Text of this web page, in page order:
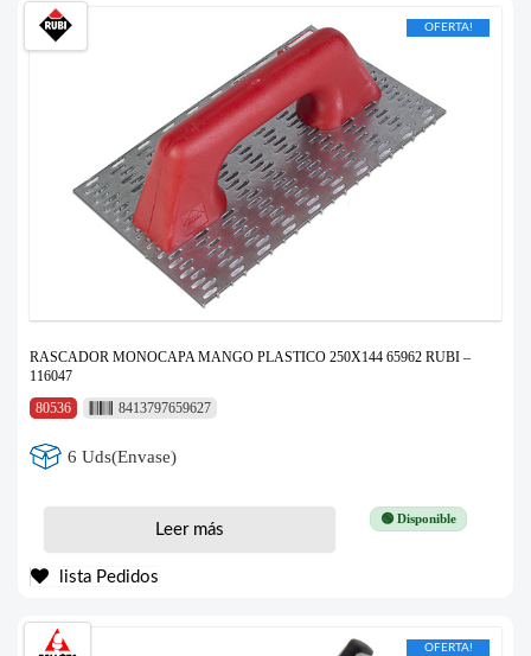
OFERTA!
RASCADOR MONOCAPA MANGO PLASTICO 250X144 65962 RUBI –
116047
80536
8413797659627
6 Uds(Envase)
🟢 Disponible
Leer más
lista Pedidos
OFERTA!